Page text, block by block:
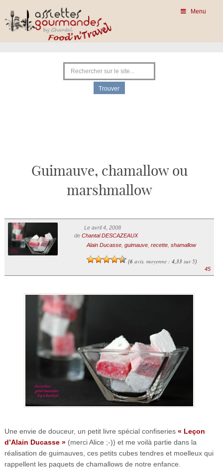
Menu
Guimauve, chamallow ou
marshmallow
Le avril 4, 2008
de Chantal DESCAZEAUX
Alain Ducasse, guimauve, recette, shamallow
(6avis, moyenne : 4,33 sur 5)
45
Une envie de douceur, un petit livre spécial confiseries « Leçon
d’Alain Ducasse »(merci Alice ;-)) et me voilà partie dans la
réalisation de guimauves, ces petits cubes tendres et moelleux qui
rappellent les paquets de chamallows de notre enfance.